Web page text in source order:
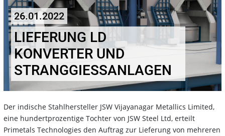
26.01.2022
LIEFERUNG LD
KONVERTER UND
STRANGGIESSANLAGEN
Der indische Stahlhersteller JSW Vijayanagar Metallics Limited,
eine hundertprozentige Tochter von JSW Steel Ltd, erteilt
Primetals Technologies den Auftrag zur Lieferung von mehreren